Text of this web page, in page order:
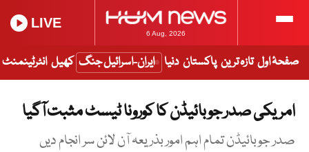
6 Aug, 2026
LIVE
صفحۂ اول تازہ ترین پاکستان دنیا ایران-اسرائیل جنگ کھیل انٹرٹینمنٹ
امریکی صدر جوبائیڈن کا کورونا ٹیسٹ مثبت آگیا
صدر جوبائیڈن تمام اہم امور بذریعہ آن لائن سر انجام دیں